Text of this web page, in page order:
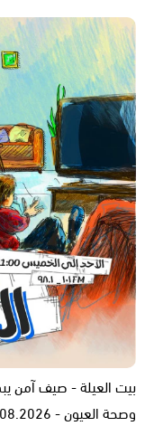
بيت العيلة - صيف آمن
وصحة العيون - 05.08.2026